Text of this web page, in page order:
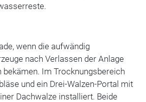
wenn die aufwändig
nach Verlassen der Anlage
bekämen. Im Trocknungsbereich
und ein Drei-Walzen-Portal mit
Dachwalze installiert. Beide